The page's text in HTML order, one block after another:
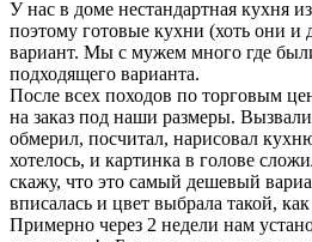
У нас в доме нестандартная кухня
поэтому готовые кухни (хоть они
вариант. Мы с мужем много где
подходящего варианта.
После всех походов по торговым
на заказ под наши размеры.
обмерил, посчитал, нарисовал
хотелось, и картинка в голове
скажу, что это самый дешевый
вписалась и цвет выбрала такой,
Примерно через 2 недели нам